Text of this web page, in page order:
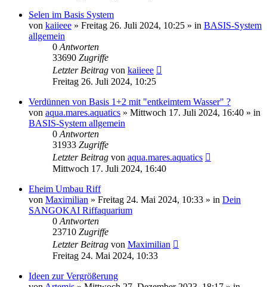
Selen im Basis System
von kaiieee » Freitag 26. Juli 2024, 10:25 » in BASIS-System
allgemein
0 Antworten
33690 Zugriffe
Letzter Beitrag von kaiieee
Freitag 26. Juli 2024, 10:25
Verdünnen von Basis 1+2 mit "entkeimtem Wasser" ?
von aqua.mares.aquatics » Mittwoch 17. Juli 2024, 16:40 » in
BASIS-System allgemein
0 Antworten
31933 Zugriffe
Letzter Beitrag von aqua.mares.aquatics
Mittwoch 17. Juli 2024, 16:40
Eheim Umbau Riff
von Maximilian » Freitag 24. Mai 2024, 10:33 » in Dein
SANGOKAI Riffaquarium
0 Antworten
23710 Zugriffe
Letzter Beitrag von Maximilian
Freitag 24. Mai 2024, 10:33
Ideen zur Vergrößerung